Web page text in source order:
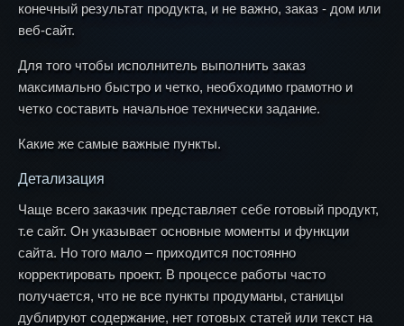
конечный результат продукта, и не важно, заказ - дом или
веб-сайт.
Для того чтобы исполнитель выполнить заказ
максимально быстро и четко, необходимо грамотно и
четко составить начальное технически задание.
Какие же самые важные пункты.
Детализация
Чаще всего заказчик представляет себе готовый продукт,
т.е сайт. Он указывает основные моменты и функции
сайта. Но того мало – приходится постоянно
корректировать проект. В процессе работы часто
получается, что не все пункты продуманы, станицы
дублируют содержание, нет готовых статей или текст на